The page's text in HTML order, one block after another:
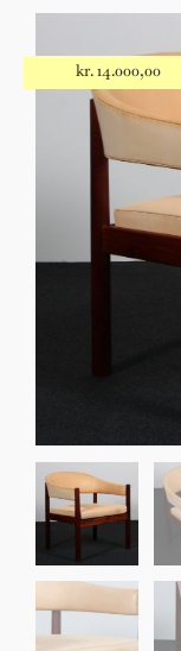
Sko til Arne
Stole
DKK 100,00
kr.14.000,00